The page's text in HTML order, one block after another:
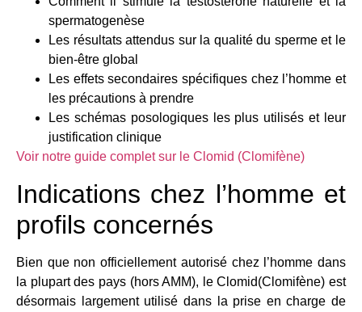
spermatogenèse
Les résultats attendus sur la qualité du sperme et le
bien-être global
Les effets secondaires spécifiques chez l’homme et
les précautions à prendre
Les schémas posologiques les plus utilisés et leur
justification clinique
Voir notre guide complet sur le Clomid (Clomifène)
Indications chez l’homme et
profils concernés
Bien que non officiellement autorisé chez l’homme dans
la plupart des pays (hors AMM), le Clomid(Clomifène) est
désormais largement utilisé dans la prise en charge de